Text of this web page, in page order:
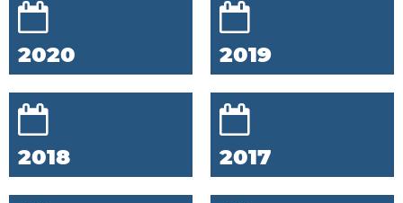
2020 2019
2018 2017